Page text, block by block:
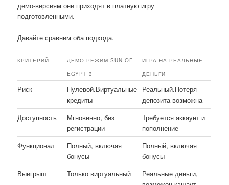
демо-версиям они приходят в платную игру
подготовленными.
Давайте сравним оба подхода.
КРИТЕРИЙ
ДЕМО-РЕЖИМ SUN OF
EGYPT 3
ИГРА НА РЕАЛЬНЫЕ
ДЕНЬГИ
Риск
Нулевой.Виртуальные
кредиты
Реальный.Потеря
депозита возможна
Доступность
Мгновенно, без
регистрации
Требуется аккаунт и
пополнение
Функционал
Полный, включая
бонусы
Полный, включая
бонусы
Выигрыш
Только виртуальный
Реальные деньги,